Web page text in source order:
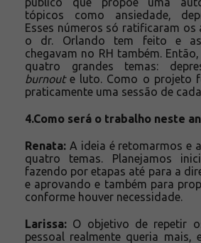
tópicos como ansiedade,
Esses números só ratificaram os
o dr. Orlando tem feito e as
chegavam no RH também.
quatro grandes temas:
burnoute luto. Como o projeto
praticamente uma sessão de
4.Como será o trabalho neste
Renata: A ideia é retomarmos e
quatro temas. Planejamos
fazendo por etapas até para a
e aprovando e também para
conforme houver necessidade.
Larissa: O objetivo de repetir
pessoal realmente queria mais,